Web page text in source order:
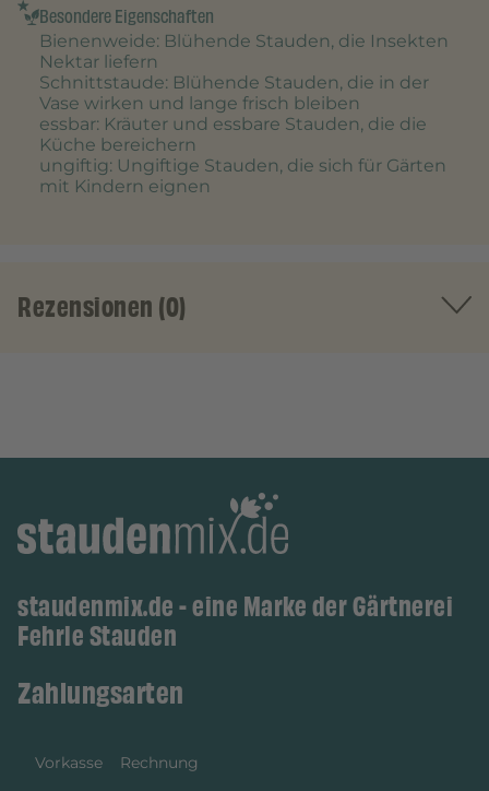
Besondere Eigenschaften
Bienenweide: Blühende Stauden, die Insekten
Nektar liefern
Schnittstaude: Blühende Stauden, die in der
Vase wirken und lange frisch bleiben
essbar: Kräuter und essbare Stauden, die die
Küche bereichern
ungiftig: Ungiftige Stauden, die sich für Gärten
mit Kindern eignen
Rezensionen (0)
staudenmix.de - eine Marke der Gärtnerei
Fehrle Stauden
Zahlungsarten
Vorkasse Rechnung